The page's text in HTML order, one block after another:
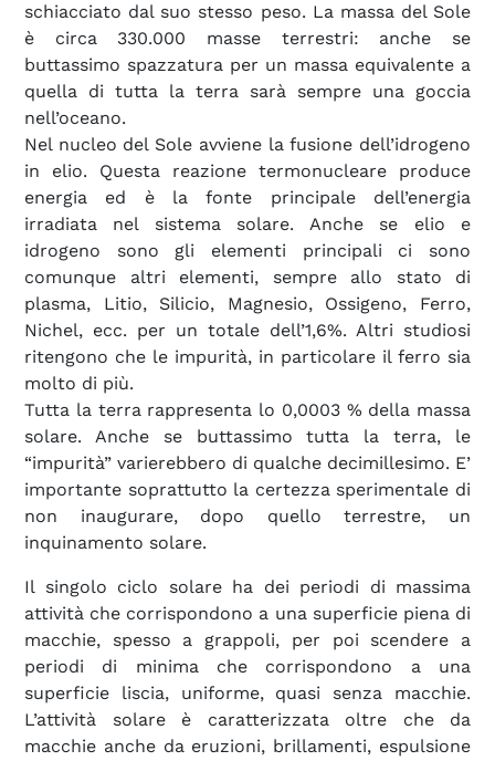
schiacciato dal suo stesso peso. La massa del Sole
è circa 330.000 masse terrestri: anche se
buttassimo spazzatura per un massa equivalente a
quella di tutta la terra sarà sempre una goccia
nell’oceano.
Nel nucleo del Sole avviene la fusione dell’idrogeno
in elio. Questa reazione termonucleare produce
energia ed è la fonte principale dell’energia
irradiata nel sistema solare. Anche se elio e
idrogeno sono gli elementi principali ci sono
comunque altri elementi, sempre allo stato di
plasma, Litio, Silicio, Magnesio, Ossigeno, Ferro,
Nichel, ecc. per un totale dell’1,6%. Altri studiosi
ritengono che le impurità, in particolare il ferro sia
molto di più.
Tutta la terra rappresenta lo 0,0003 % della massa
solare. Anche se buttassimo tutta la terra, le
“impurità” varierebbero di qualche decimillesimo. E’
importante soprattutto la certezza sperimentale di
non inaugurare, dopo quello terrestre, un
inquinamento solare.
Il singolo ciclo solare ha dei periodi di massima
attività che corrispondono a una superficie piena di
macchie, spesso a grappoli, per poi scendere a
periodi di minima che corrispondono a una
superficie liscia, uniforme, quasi senza macchie.
L’attività solare è caratterizzata oltre che da
macchie anche da eruzioni, brillamenti, espulsione